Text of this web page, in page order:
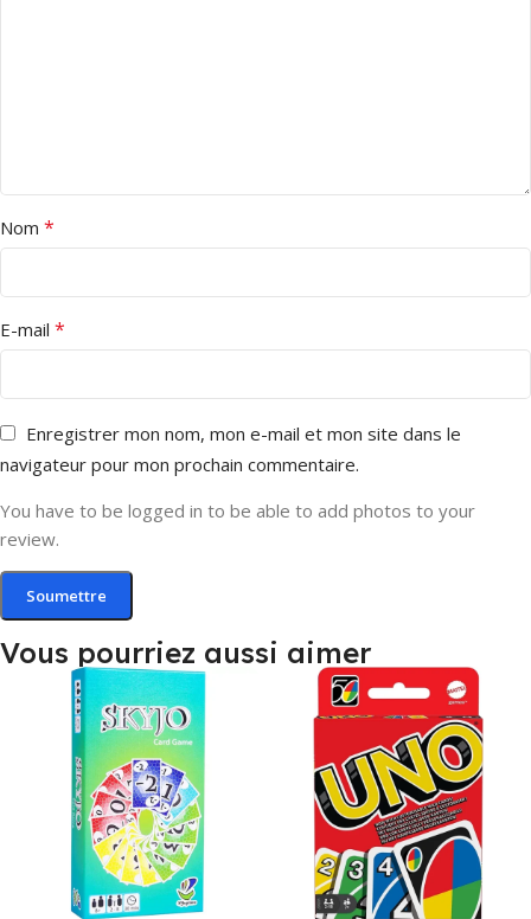
Nom *
E-mail *
Enregistrer mon nom, mon e-mail et mon site dans le
navigateur pour mon prochain commentaire.
You have to be logged in to be able to add photos to your
review.
Vous pourriez aussi aimer